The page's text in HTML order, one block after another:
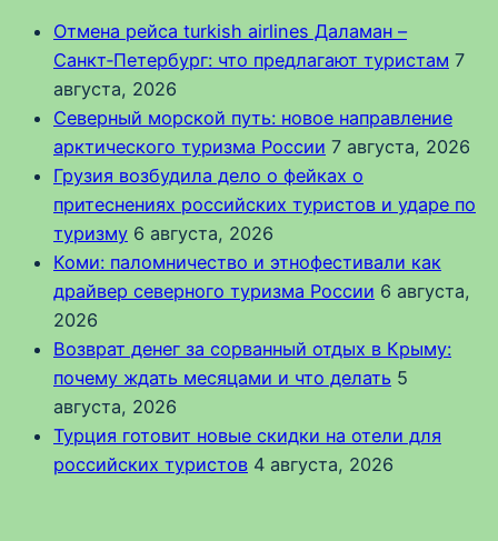
Отмена рейса turkish airlines Даламан –
Санкт‑Петербург: что предлагают туристам 7
августа, 2026
Северный морской путь: новое направление
арктического туризма России 7 августа, 2026
Грузия возбудила дело о фейках о
притеснениях российских туристов и ударе по
туризму 6 августа, 2026
Коми: паломничество и этнофестивали как
драйвер северного туризма России 6 августа,
2026
Возврат денег за сорванный отдых в Крыму:
почему ждать месяцами и что делать 5
августа, 2026
Турция готовит новые скидки на отели для
российских туристов 4 августа, 2026